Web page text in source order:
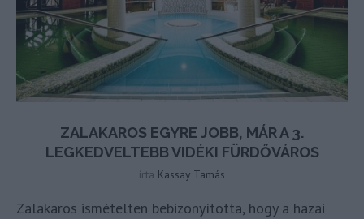
ZALAKAROS EGYRE JOBB, MÁR A 3.
LEGKEDVELTEBB VIDÉKI FÜRDŐVÁROS
írta Kassay Tamás
Zalakaros ismételten bebizonyította, hogy a hazai